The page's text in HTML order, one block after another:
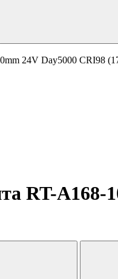
24V Day5000 CRI98
RT-